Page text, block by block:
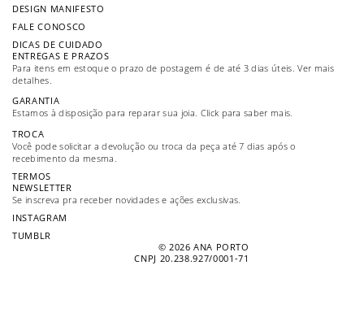
DESIGN MANIFESTO
FALE CONOSCO
DICAS DE CUIDADO
ENTREGAS E PRAZOS
Para itens em estoque o prazo de postagem é de até 3 dias úteis. Ver mais
detalhes.
GARANTIA
Estamos à disposição para reparar sua joia. Click para saber mais.
TROCA
Você pode solicitar a devolução ou troca da peça até 7 dias após o
recebimento da mesma.
TERMOS
NEWSLETTER
Se inscreva pra receber novidades e ações exclusivas.
INSTAGRAM
TUMBLR
© 2026ANA PORTO
CNPJ 20.238.927/0001-71